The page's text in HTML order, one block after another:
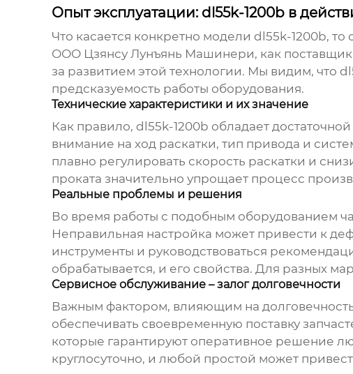
Опыт эксплуатации: dl55k-1200b в
Что касается конкретно модели dl55k-1200b, то
ООО Цзянсу Лунъянь Машинери, как поставщик
за развитием этой технологии. Мы видим, что
предсказуемость работы оборудования.
Технические характеристики и их значение
Как правило, dl55k-1200b обладает
внимание на ход раскатки, тип привода и
плавно регулировать скорость раскатки и
проката значительно упрощает процесс
Реальные проблемы и решения
Во время работы с подобным оборудованием
Неправильная настройка может привести к
инструменты и руководствоваться
обрабатывается, и его свойства. Для разных
Сервисное обслуживание – залог долговечности
Важным фактором, влияющим на
обеспечивать своевременную поставку
которые гарантируют оперативное решение
круглосуточно, и любой простой может